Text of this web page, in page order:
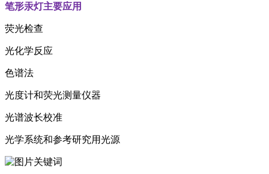
笔形汞灯主要应用
荧光检查
光化学反应
色谱法
光度计和荧光测量仪器
光谱波长校准
光学系统和参考研究用光源